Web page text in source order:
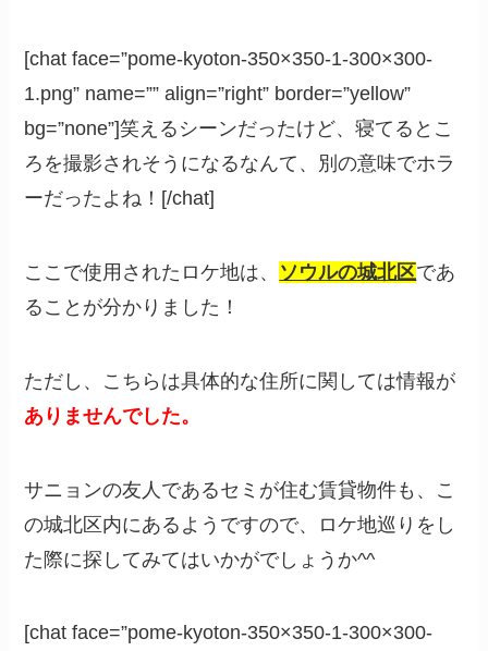
[chat face=”pome-kyoton-350×350-1-300×300-
1.png” name=”” align=”right” border=”yellow”
bg=”none”]笑えるシーンだったけど、寝てるとこ
ろを撮影されそうになるなんて、別の意味でホラ
ーだったよね！[/chat]
ここで使用されたロケ地は、 ソウルの城北区であ
ることが分かりました！
ただし、こちらは具体的な住所に関しては情報が
ありませんでした。
サニョンの友人であるセミが住む賃貸物件も、こ
の城北区内にあるようですので、ロケ地巡りをし
た際に探してみてはいかがでしょうか^^
[chat face=”pome-kyoton-350×350-1-300×300-